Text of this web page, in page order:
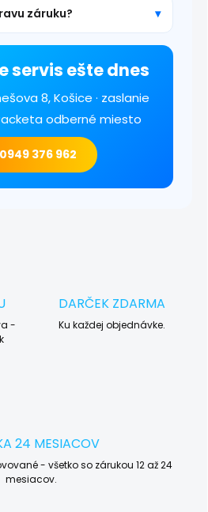
záruku?
servis ešte dnes
8, Košice · zaslanie
odberné miesto
376 962
-
DARČEK ZDARMA
Ku každej objednávke.
24 MESIACOV
- všetko so zárukou 12 až 24
mesiacov.